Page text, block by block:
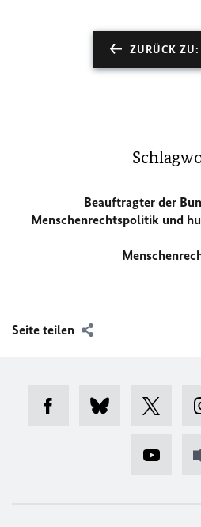
ZURÜCK
Beauftragter der
Menschenrechtspolitik und
Seite teilen